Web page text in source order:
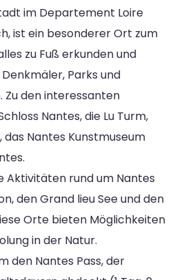
im Departement Loire
ist ein besonderer Ort zum
zu Fuß erkunden und
Parks und
den interessanten
Nantes, die Lu Turm,
Nantes Kunstmuseum
Aktivitäten rund um Nantes
den Grand lieu See und den
Orte bieten Möglichkeiten
in der Natur.
den Nantes Pass, der